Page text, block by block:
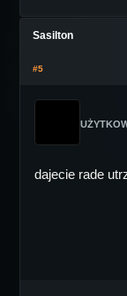
Sasilton
#5
dajecie rade